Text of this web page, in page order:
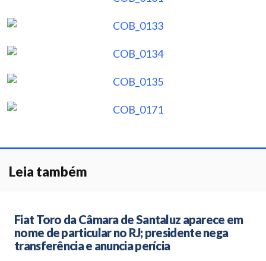
Leia também
Fiat Toro da Câmara de Santaluz aparece em
nome de particular no RJ; presidente nega
transferência e anuncia perícia